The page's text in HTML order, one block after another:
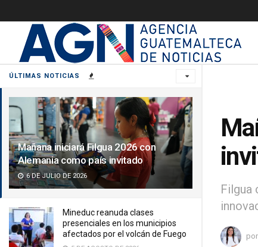
ÚLTIMAS NOTICIAS
Mañana iniciará Filgua 2026 con
Alemania como país invitado
6 DE JULIO DE 2026
Mineduc reanuda clases
presenciales en los municipios
afectados por el volcán de Fuego
Filgua
por